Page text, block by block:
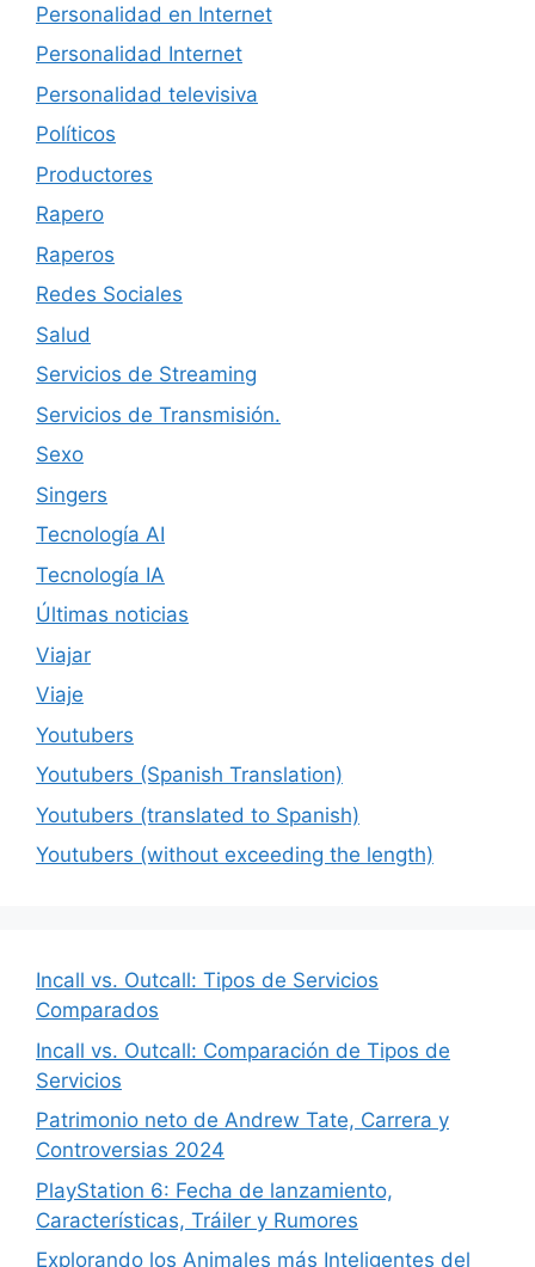
Personalidad en Internet
Personalidad Internet
Personalidad televisiva
Políticos
Productores
Rapero
Raperos
Redes Sociales
Salud
Servicios de Streaming
Servicios de Transmisión.
Sexo
Singers
Tecnología AI
Tecnología IA
Últimas noticias
Viajar
Viaje
Youtubers
Youtubers (Spanish Translation)
Youtubers (translated to Spanish)
Youtubers (without exceeding the length)
Incall vs. Outcall: Tipos de Servicios
Comparados
Incall vs. Outcall: Comparación de Tipos de
Servicios
Patrimonio neto de Andrew Tate, Carrera y
Controversias 2024
PlayStation 6: Fecha de lanzamiento,
Características, Tráiler y Rumores
Explorando los Animales más Inteligentes del